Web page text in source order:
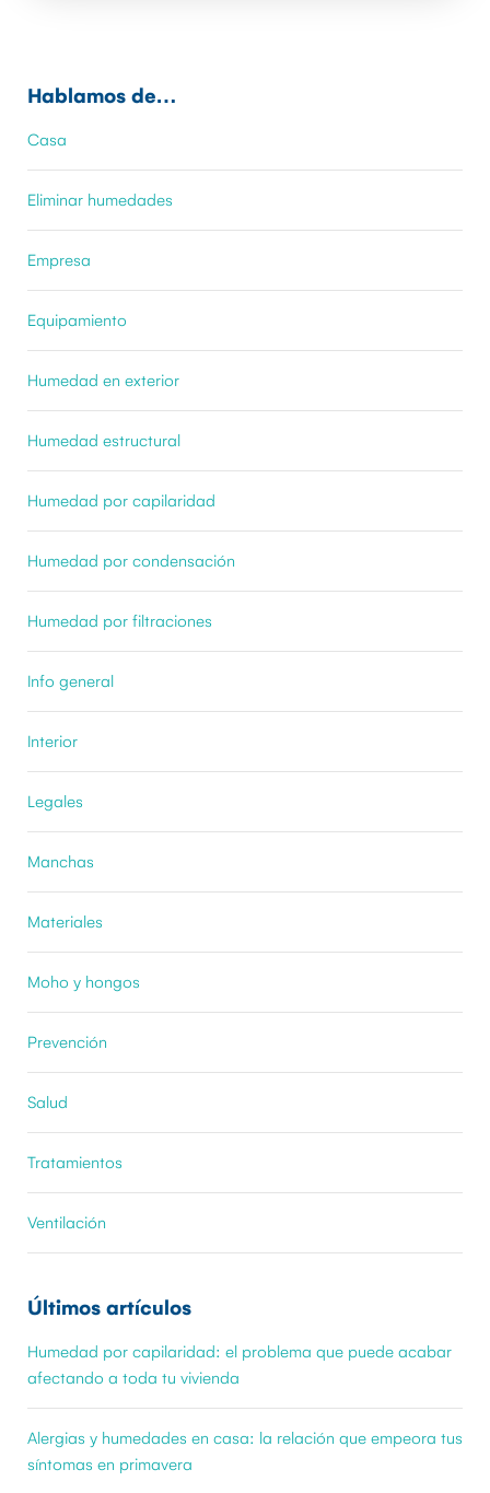
Hablamos de…
Casa
Eliminar humedades
Empresa
Equipamiento
Humedad en exterior
Humedad estructural
Humedad por capilaridad
Humedad por condensación
Humedad por filtraciones
Info general
Interior
Legales
Manchas
Materiales
Moho y hongos
Prevención
Salud
Tratamientos
Ventilación
Últimos artículos
Humedad por capilaridad: el problema que puede acabar
afectando a toda tu vivienda
Alergias y humedades en casa: la relación que empeora tus
síntomas en primavera